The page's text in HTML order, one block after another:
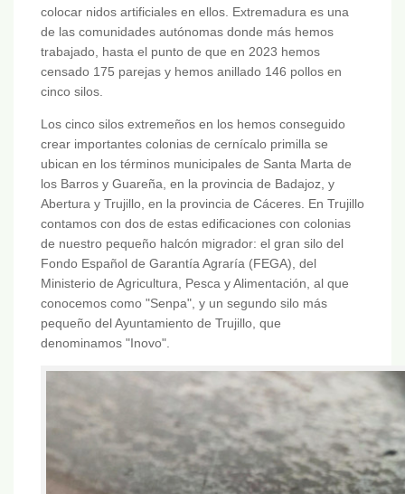
colocar nidos artificiales en ellos. Extremadura es una
de las comunidades autónomas donde más hemos
trabajado, hasta el punto de que en 2023 hemos
censado 175 parejas y hemos anillado 146 pollos en
cinco silos.
Los cinco silos extremeños en los hemos conseguido
crear importantes colonias de cernícalo primilla se
ubican en los términos municipales de Santa Marta de
los Barros y Guareña, en la provincia de Badajoz, y
Abertura y Trujillo, en la provincia de Cáceres. En Trujillo
contamos con dos de estas edificaciones con colonias
de nuestro pequeño halcón migrador: el gran silo del
Fondo Español de Garantía Agraría (FEGA), del
Ministerio de Agricultura, Pesca y Alimentación, al que
conocemos como "Senpa", y un segundo silo más
pequeño del Ayuntamiento de Trujillo, que
denominamos "Inovo".